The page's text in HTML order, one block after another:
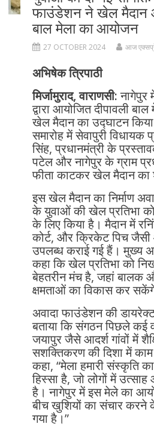
फाउंडेशन ने खेल मैदान
बाल मेला का आयोजन
27 OCTOBER 2024 आज
अभिषेक त्रिपाठी
मिर्जामुराद, वाराणसी:नागेपुर
द्वारा आयोजित दीपावली
खेल मैदान का उद्घाटन
समारोह में सेवापुरी विधायक
सिंह, प्रधानमंत्री के
पटेल और नागेपुर के ग्राम
फीता काटकर खेल मैदान का
इस खेल मैदान का निर्माण
के युवाओं की खेल प्रतिभा को
के लिए किया है। मैदान में
कोर्ट, और क्रिकेट पिच
उपलब्ध कराई गई हैं। मुख्य
कहा कि खेल प्रतिभा को
बेहतरीन मंच है, जहां बालक
क्षमताओं का विकास कर
अवादा फाउंडेशन की
बताया कि संगठन पिछले कई
जयापुर जैसे आदर्श गांवों में
सशक्तिकरण की दिशा में
कहा, “मेला हमारी संस्कृति
हिस्सा है, जो लोगों में
है। नागेपुर में इस मेले का
बीच खुशियों का संचार करने
गया है।”